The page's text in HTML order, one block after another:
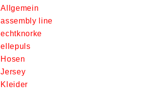
Allgemein
assembly line
echtknorke
ellepuls
Hosen
Jersey
Kleider